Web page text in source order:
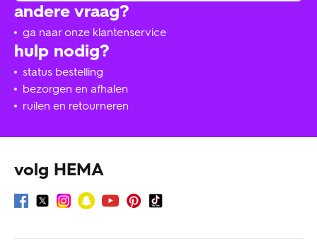
hulp nodig?
status bestelling
bezorgen en afhalen
ruilen en retourneren
andere vraag?
ga naar onze klantenservice
volg HEMA